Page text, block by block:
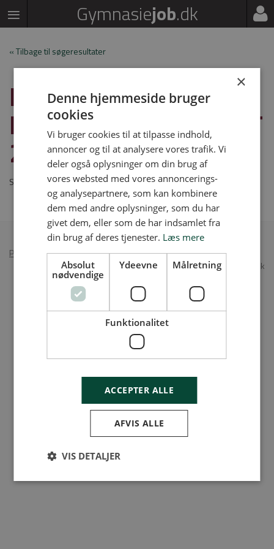
Gymnasiejob.dk
« Tilbage til søgeresultater
DELTIDSVIKARIAT I
ENGELSK I SKOLEÅRET
26/27
Stillingen er udløbet
Persondatapolitik•Annoncér på Gymnasiejob
© 2026 Gymnasiejob.dk
×
Denne hjemmeside bruger
cookies
Vi bruger cookies til at tilpasse indhold,
annoncer og til at analysere vores trafik. Vi
deler også oplysninger om din brug af
vores websted med vores annoncerings-
og analysepartnere, som kan kombinere
dem med andre oplysninger, som du har
givet dem, eller som de har indsamlet fra
din brug af deres tjenester. Læs mere
Absolut
nødvendige
Ydeevne Målretning
Funktionalitet
ACCEPTER ALLE
AFVIS ALLE
VIS DETALJER